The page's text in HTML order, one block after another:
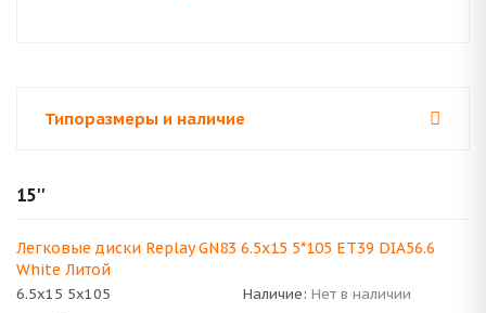
Типоразмеры и наличие
15''
Легковые диски Replay GN83 6.5x15 5*105 ET39 DIA56.6
White Литой
6.5x15 5x105 Наличие: Нет в наличии